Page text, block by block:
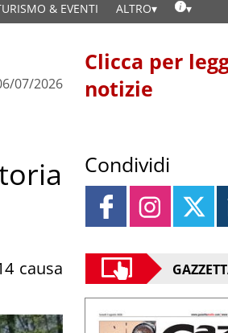
& EVENTI ALTRO
07/2026
causa
Clicca per
notizie
Condividi